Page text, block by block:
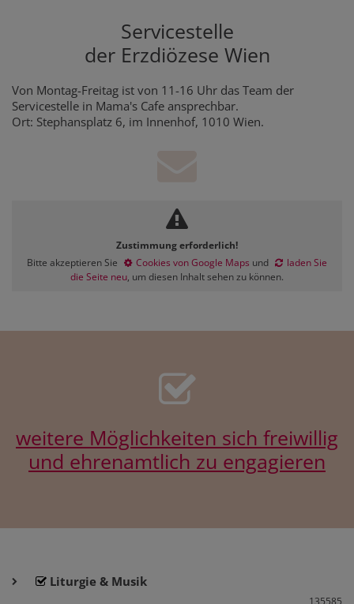
Servicestelle
der Erzdiözese Wien
Von Montag-Freitag ist von 11-16 Uhr das Team der
Servicestelle in Mama's Cafe ansprechbar.
Ort: Stephansplatz 6, im Innenhof, 1010 Wien.
Zustimmung erforderlich!
Bitte akzeptieren Sie
Cookies von Google Maps und
laden Sie
die Seite neu, um diesen Inhalt sehen zu können.
weitere Möglichkeiten sich freiwillig
und ehrenamtlich zu engagieren
Liturgie & Musik
135585